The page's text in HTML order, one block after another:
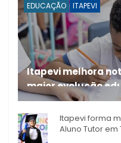
EDUCAÇÃO ITAPEVI
Itapevi melhora
maior evolução
A rede municipal de
Itapevi forma
Aluno Tutor